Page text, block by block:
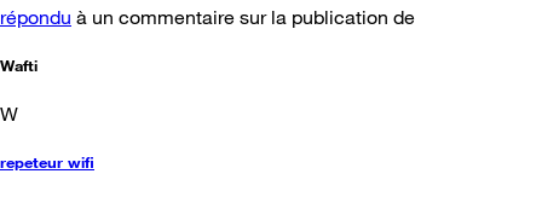
répondu à un commentaire sur la publication de
Wafti
W
repeteur wifi